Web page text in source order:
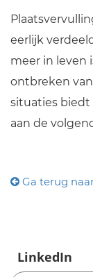
eerlijk
meer in leven
ontbreken
situaties
aan de
Ga terug
LinkedIn